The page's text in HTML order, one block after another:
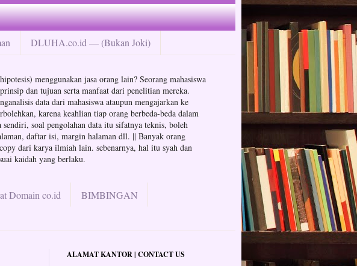
DLUHA.co.id — (Bukan Joki)
menggunakan jasa orang lain? Seorang mahasiswa
dan tujuan serta manfaat dari penelitian mereka.
data dari mahasiswa ataupun mengajarkan ke
karena keahlian tiap orang berbeda-beda dalam
soal pengolahan data itu sifatnya teknis, boleh
daftar isi, margin halaman dll. || Banyak orang
dari karya ilmiah lain. sebenarnya, hal itu syah dan
kaidah yang berlaku.
Domain co.id
BIMBINGAN
ALAMAT KANTOR | CONTACT US